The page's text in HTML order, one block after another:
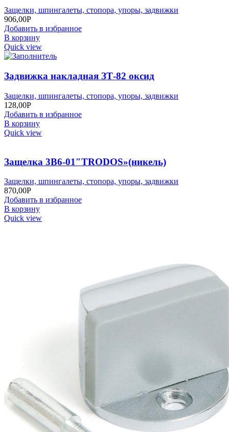
Защелки, шпингалеты, стопора, упоры, задвижки
906,00Р
Добавить в избранное
В корзину
Quick view
Задвижка накладная ЗТ-82 оксид
Защелки, шпингалеты, стопора, упоры, задвижки
128,00Р
Добавить в избранное
В корзину
Quick view
Защелка 3В6-01″TRODOS»(никель)
Защелки, шпингалеты, стопора, упоры, задвижки
870,00Р
Добавить в избранное
В корзину
Quick view